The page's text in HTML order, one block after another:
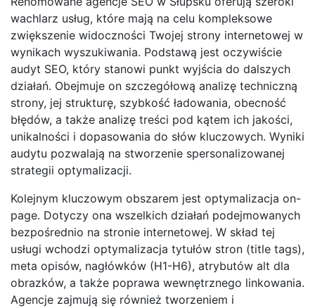
wachlarz usług, które mają na celu kompleksowe
zwiększenie widoczności Twojej strony internetowej w
wynikach wyszukiwania. Podstawą jest oczywiście
audyt SEO, który stanowi punkt wyjścia do dalszych
działań. Obejmuje on szczegółową analizę techniczną
strony, jej strukturę, szybkość ładowania, obecność
błędów, a także analizę treści pod kątem ich jakości,
unikalności i dopasowania do słów kluczowych. Wyniki
audytu pozwalają na stworzenie spersonalizowanej
strategii optymalizacji.
Kolejnym kluczowym obszarem jest optymalizacja on-
page. Dotyczy ona wszelkich działań podejmowanych
bezpośrednio na stronie internetowej. W skład tej
usługi wchodzi optymalizacja tytułów stron (title tags),
meta opisów, nagłówków (H1-H6), atrybutów alt dla
obrazków, a także poprawa wewnętrznego linkowania.
Agencje zajmują się również tworzeniem i